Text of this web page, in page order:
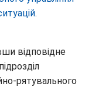
.
відповідне
рятувального